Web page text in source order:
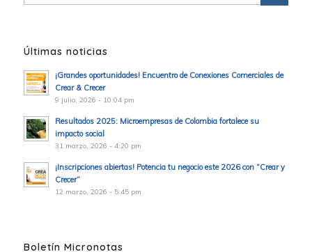
Últimas noticias
¡Grandes oportunidades! Encuentro de Conexiones Comerciales de
Crear & Crecer
9 julio, 2026 - 10:04 pm
Resultados 2025: Microempresas de Colombia fortalece su
impacto social
31 marzo, 2026 - 4:20 pm
¡Inscripciones abiertas! Potencia tu negocio este 2026 con “Crear y
Crecer”
12 marzo, 2026 - 5:45 pm
Boletín Micronotas